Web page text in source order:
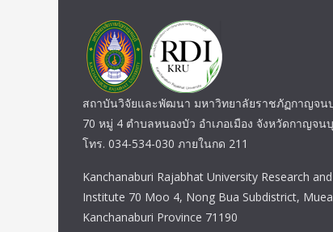
สถาบันวิจัยและพัฒนา มหาวิทยาลัยราชภัฏกาญจน
70 หมู่ 4 ตำบลหนองบัว อำเภอเมือง จังหวัดกาญจน
โทร. 034-534-030 ภายในกด 211
Kanchanaburi Rajabhat University Research
Institute 70 Moo 4, Nong Bua Subdistrict,
Kanchanaburi Province 71190